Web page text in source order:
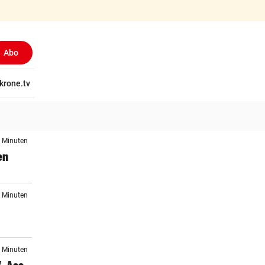
Abo
krone.tv
Minuten
Minuten
Minuten